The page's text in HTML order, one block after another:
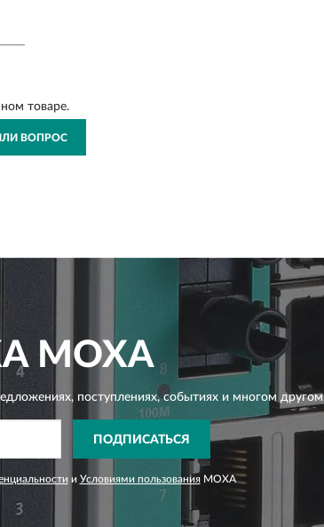
товаре.
ВОПРОС
MOXA
поступлениях, событиях и многом другом
ПОДПИСАТЬСЯ
и Условиями пользованияMOXA